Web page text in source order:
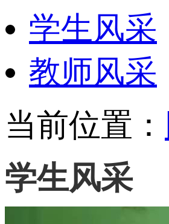
学生风采
教师风采
当前位置：
学生风采